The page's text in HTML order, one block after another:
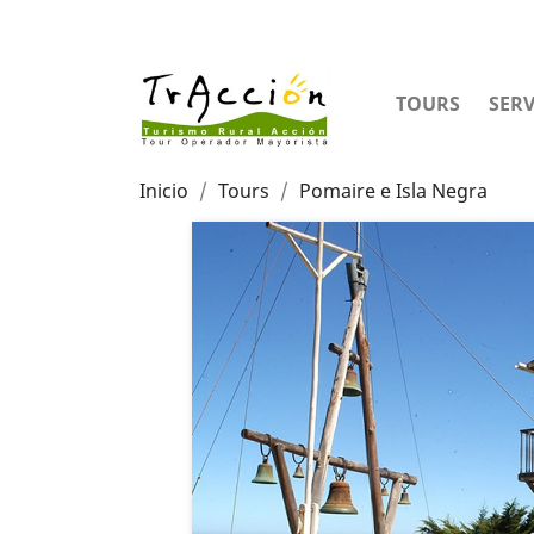
TOURS
Inicio Tours Pomaire e Isla Negra